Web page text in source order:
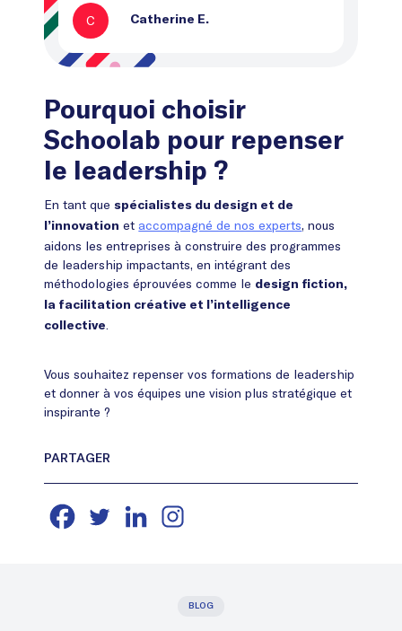
C Catherine E.
Pourquoi choisir
Schoolab pour repenser
le leadership ?
En tant quespécialistes du design et de
l’innovation et accompagné de nos experts, nous
aidons les entreprises à construire des programmes
de leadership impactants, en intégrant des
méthodologies éprouvées comme le design fiction,
la facilitation créative et l’intelligence
collective
Vous souhaitez repenser vos formations de leadership
et donner à vos équipes une vision plus stratégique et
inspirante ?
BLOG